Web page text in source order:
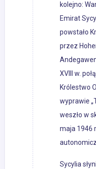
kolejno:
Emirat
powstało
przez
XVIII w.
Królestwo
wyprawie
weszło w
maja 1946
Sycylia